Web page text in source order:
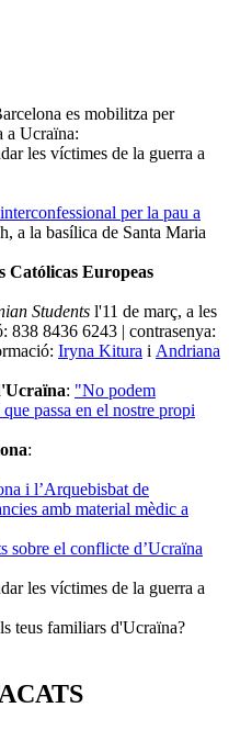
es mobilitza per
a Ucraïna:
les víctimes de la guerra a
per la pau a
a la basílica de Santa Maria
Católicas Europeas
Students l'11 de març, a les
838 8436 6243 | contrasenya:
Iryna Kitura i Andriana
: "No podem
passa en el nostre propi
:
i l’Arquebisbat de
amb material mèdic a
sobre el conflicte d’Ucraïna
les víctimes de la guerra a
teus familiars d'Ucraïna?